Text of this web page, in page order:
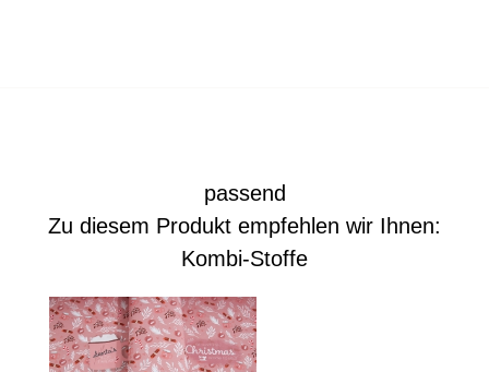
passend
Zu diesem Produkt empfehlen wir Ihnen:
Kombi-Stoffe